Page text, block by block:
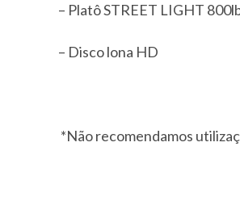
– Platô STREET LIGHT
– Disco lona HD
*Não recomendamos